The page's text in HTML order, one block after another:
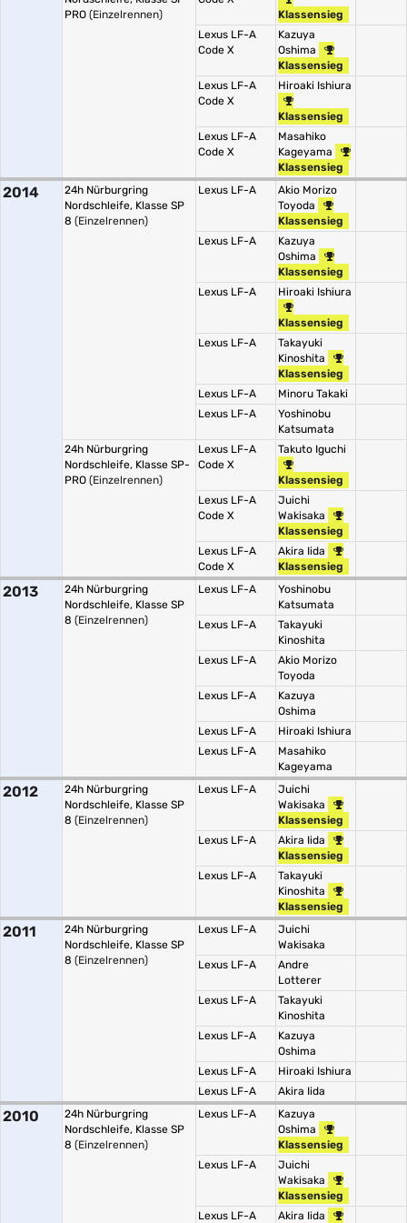
PRO (Einzelrennen)
Klassensieg
Lexus LF-A
Code X
Kazuya
Oshima
Klassensieg
Lexus LF-A
Code X
Hiroaki Ishiura
Klassensieg
Lexus LF-A
Code X
Masahiko
Kageyama
Klassensieg
2014
24h Nürburgring
Nordschleife, Klasse SP
8 (Einzelrennen)
Lexus LF-A
Akio Morizo
Toyoda
Klassensieg
Lexus LF-A
Kazuya
Oshima
Klassensieg
Lexus LF-A
Hiroaki Ishiura
Klassensieg
Lexus LF-A
Takayuki
Kinoshita
Klassensieg
Lexus LF-A
Minoru Takaki
Lexus LF-A
Yoshinobu
Katsumata
24h Nürburgring
Nordschleife, Klasse SP-
PRO (Einzelrennen)
Lexus LF-A
Code X
Takuto Iguchi
Klassensieg
Lexus LF-A
Code X
Juichi
Wakisaka
Klassensieg
Lexus LF-A
Code X
Akira Iida
Klassensieg
2013
24h Nürburgring
Nordschleife, Klasse SP
8 (Einzelrennen)
Lexus LF-A
Yoshinobu
Katsumata
Lexus LF-A
Takayuki
Kinoshita
Lexus LF-A
Akio Morizo
Toyoda
Lexus LF-A
Kazuya
Oshima
Lexus LF-A
Hiroaki Ishiura
Lexus LF-A
Masahiko
Kageyama
2012
24h Nürburgring
Nordschleife, Klasse SP
8 (Einzelrennen)
Lexus LF-A
Juichi
Wakisaka
Klassensieg
Lexus LF-A
Akira Iida
Klassensieg
Lexus LF-A
Takayuki
Kinoshita
Klassensieg
2011
24h Nürburgring
Nordschleife, Klasse SP
8 (Einzelrennen)
Lexus LF-A
Juichi
Wakisaka
Lexus LF-A
Andre
Lotterer
Lexus LF-A
Takayuki
Kinoshita
Lexus LF-A
Kazuya
Oshima
Lexus LF-A
Hiroaki Ishiura
Lexus LF-A
Akira Iida
2010
24h Nürburgring
Nordschleife, Klasse SP
8 (Einzelrennen)
Lexus LF-A
Kazuya
Oshima
Klassensieg
Lexus LF-A
Juichi
Wakisaka
Klassensieg
Lexus LF-A
Akira Iida